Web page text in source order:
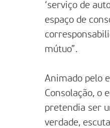
‘serviço de
espaço de
mútuo”.
Animado pelo
Consolação, o
pretendia ser
verdade,